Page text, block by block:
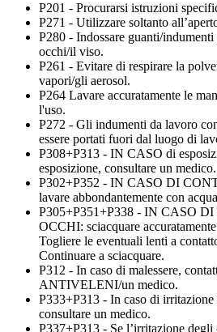
P201 - Procurarsi istruzioni
P271 - Utilizzare soltanto
P280 - Indossare guanti/
occhi/il viso.
P261 - Evitare di respirare la
vapori/gli aerosol.
P264 Lavare accuratamente le
l'uso.
P272 - Gli indumenti da lavoro
essere portati fuori dal luogo di
P308+P313 - IN CASO di
esposizione, consultare un medico.
P302+P352 - IN CASO DI
lavare abbondantemente con
P305+P351+P338 - IN CASO
OCCHI: sciacquare
Togliere le eventuali lenti a
Continuare a sciacquare.
P312 - In caso di malessere,
ANTIVELENI/un medico.
P333+P313 - In caso di
consultare un medico.
P337+P313 - Se l’irritazione degli